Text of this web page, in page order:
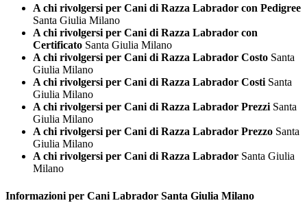
A chi rivolgersi per Cani di Razza Labrador con Pedigree
Santa Giulia Milano
A chi rivolgersi per Cani di Razza Labrador con
Certificato Santa Giulia Milano
A chi rivolgersi per Cani di Razza Labrador Costo Santa
Giulia Milano
A chi rivolgersi per Cani di Razza Labrador CostiSanta
Giulia Milano
A chi rivolgersi per Cani di Razza Labrador PrezziSanta
Giulia Milano
A chi rivolgersi per Cani di Razza Labrador Prezzo Santa
Giulia Milano
A chi rivolgersi per Cani di Razza Labrador Santa Giulia
Milano
Informazioni per Cani Labrador Santa Giulia Milano